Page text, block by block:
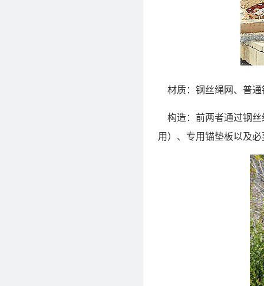
材质：钢丝绳网、普
构造：前两者通过钢丝
用）、专用锚垫板以及